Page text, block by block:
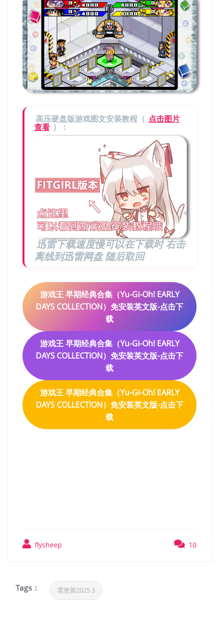
高压硬盘版游戏图文安装教程（ 点击图片
查看 ）：
迅雷下载速度慢可以在下载时 右击
离线到迅雷网盘 随后取回
游戏王 早期经典合集（Yu-Gi-Oh! EARLY
DAYS COLLECTION）免安装英文版-点击下
载
游戏王 早期经典合集（Yu-Gi-Oh! EARLY
DAYS COLLECTION）免安装英文版-点击下
载
游戏王 早期经典合集（Yu-Gi-Oh! EARLY
DAYS COLLECTION）免安装英文版-点击下
载
flysheep 10
Tags : 需更新2025.3